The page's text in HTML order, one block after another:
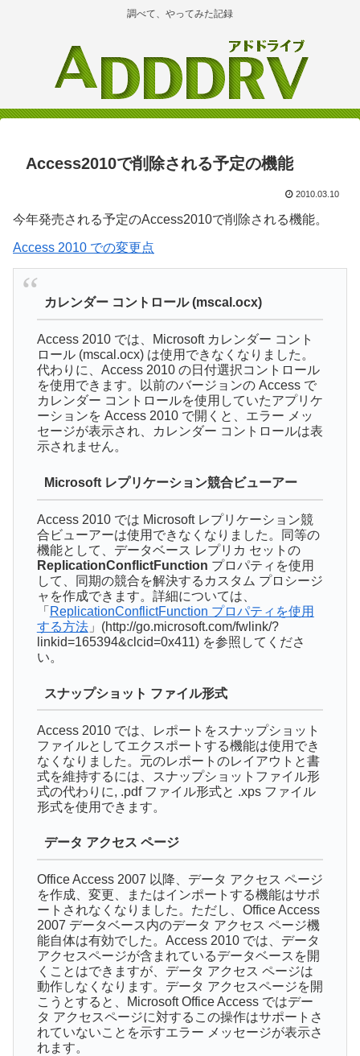
調べて、やってみた記録
Access2010で削除される予定の機能
2010.03.10
今年発売される予定のAccess2010で削除される機能。
Access 2010 での変更点
カレンダー コントロール (mscal.ocx)
Access 2010 では、Microsoft カレンダー コント
ロール (mscal.ocx) は使用できなくなりました。
代わりに、Access 2010 の日付選択コントロール
を使用できます。以前のバージョンの Access で
カレンダー コントロールを使用していたアプリケ
ーションを Access 2010 で開くと、エラー メッ
セージが表示され、カレンダー コントロールは表
示されません。
Microsoft レプリケーション競合ビューアー
Access 2010 では Microsoft レプリケーション競
合ビューアーは使用できなくなりました。同等の
機能として、データベース レプリカ セットの
ReplicationConflictFunction プロパティを使用
して、同期の競合を解決するカスタム プロシージ
ャを作成できます。詳細については、
「 ReplicationConflictFunction プロパティを使用
する方法」(http://go.microsoft.com/fwlink/?
linkid=165394&clcid=0x411) を参照してくださ
い。
スナップショット ファイル形式
Access 2010 では、レポートをスナップショット
ファイルとしてエクスポートする機能は使用でき
なくなりました。元のレポートのレイアウトと書
式を維持するには、スナップショットファイル形
式の代わりに, .pdf ファイル形式と .xps ファイル
形式を使用できます。
データ アクセス ページ
Office Access 2007 以降、データ アクセス ページ
を作成、変更、またはインポートする機能はサポ
ートされなくなりました。ただし、Office Access
2007 データベース内のデータ アクセス ページ機
能自体は有効でした。Access 2010 では、データ
アクセスページが含まれているデータベースを開
くことはできますが、データ アクセス ページは
動作しなくなります。データ アクセスページを開
こうとすると、Microsoft Office Access ではデー
タ アクセスページに対するこの操作はサポートさ
れていないことを示すエラー メッセージが表示さ
れます。